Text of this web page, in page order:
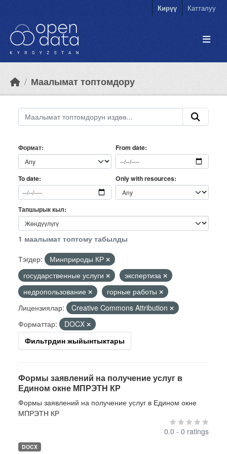
Кирүү Катталуу
Маалымат топтомдору
Формат From date
To date Only with resources
Тапшырык кыл
1 маалымат топтому табылды
Тэгдер:
Минприроды КР
государственные услуги
экспертиза
недропользование
горные работы
Лицензиялар:
Creative Commons Attribution
Форматтар:
DOCX
Фильтрдин жыйынтыктары
Формы заявлений на получение услуг в
Едином окне МПРЭТН КР
Формы заявлений на получение услуг в Едином окне
МПРЭТН КР
0.0 - 0 ratings
DOCX